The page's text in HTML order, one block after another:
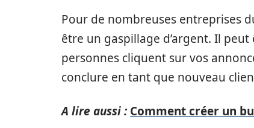
Pour de nombreuses entreprises
être un gaspillage d’argent. Il
personnes cliquent sur vos
conclure en tant que nouveau
A lire aussi : Comment créer un